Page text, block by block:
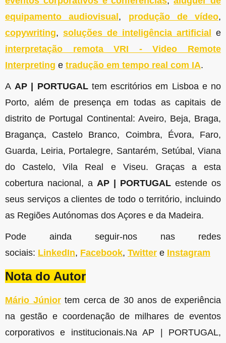
equipamento audiovisual , produção de vídeo,
copywriting, soluções de inteligência artificial
e
interpretação remota VRI - Video Remote
Interpreting e tradução em tempo real com IA.
A AP | PORTUGAL tem escritórios em Lisboa e no
Porto, além de presença em todas as capitais de
distrito de Portugal Continental: Aveiro, Beja, Braga,
Bragança, Castelo Branco, Coimbra, Évora, Faro,
Guarda, Leiria, Portalegre, Santarém, Setúbal, Viana
do Castelo, Vila Real e Viseu. Graças a esta
cobertura nacional, a AP | PORTUGAL estende os
seus serviços a clientes de todo o território, incluindo
as Regiões Autónomas dos Açores e da Madeira.
Pode ainda seguir-nos nas redes
sociais: LinkedIn, Facebook, Twitter e Instagram
Nota do Autor
Mário Júniortem cerca de 30 anos de experiência
na gestão e coordenação de milhares de eventos
corporativos e institucionais.Na AP | PORTUGAL,